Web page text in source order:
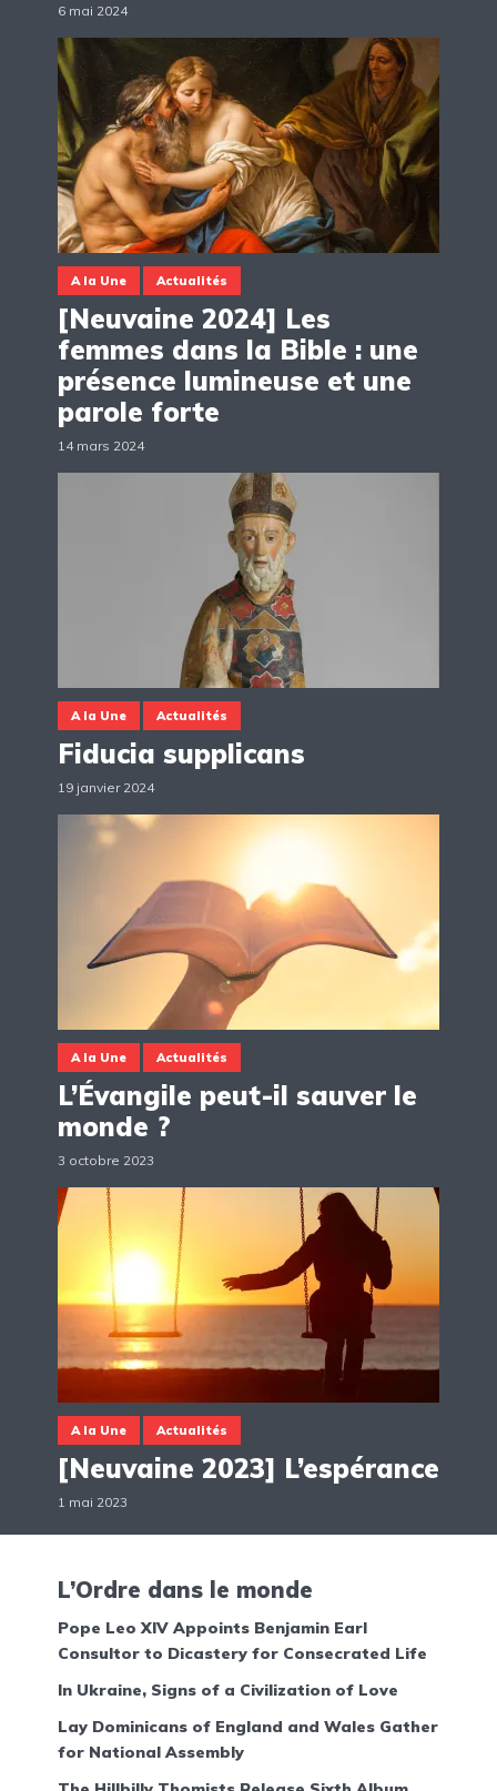
6 mai 2024
A la Une Actualités
[Neuvaine 2024] Les
femmes dans la Bible : une
présence lumineuse et une
parole forte
14 mars 2024
A la Une Actualités
Fiducia supplicans
19 janvier 2024
A la Une Actualités
L’Évangile peut-il sauver le
monde ?
3 octobre 2023
A la Une Actualités
[Neuvaine 2023] L’espérance
1 mai 2023
L’Ordre dans le monde
Pope Leo XIV Appoints Benjamin Earl
Consultor to Dicastery for Consecrated Life
In Ukraine, Signs of a Civilization of Love
Lay Dominicans of England and Wales Gather
for National Assembly